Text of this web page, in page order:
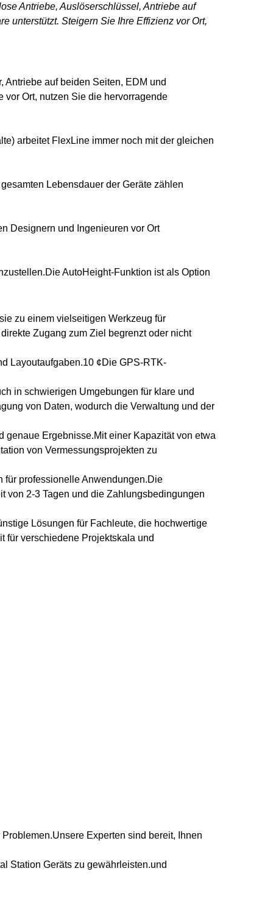
Antriebe, Auslöserschlüssel, Antriebe auf
unterstützt. Steigern Sie Ihre Effizienz vor Ort,
Antriebe auf beiden Seiten, EDM und
vor Ort, nutzen Sie die hervorragende
arbeitet FlexLine immer noch mit der gleichen
Lebensdauer der Geräte zählen
Designern und Ingenieuren vor Ort
AutoHeight-Funktion ist als Option
zu einem vielseitigen Werkzeug für
Zugang zum Ziel begrenzt oder nicht
Layoutaufgaben.10 ¢Die GPS-RTK-
in schwierigen Umgebungen für klare und
von Daten, wodurch die Verwaltung und der
Ergebnisse.Mit einer Kapazität von etwa
von Vermessungsprojekten zu
für professionelle Anwendungen.Die
von 2-3 Tagen und die Zahlungsbedingungen
Lösungen für Fachleute, die hochwertige
für verschiedene Projektskala und
Experten sind bereit, Ihnen
Station Geräts zu gewährleisten.und